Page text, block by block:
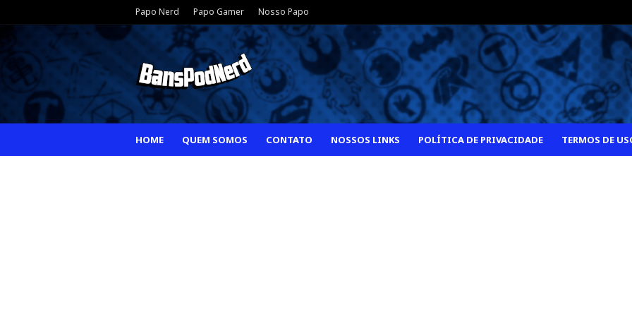
Papo Nerd Papo Gamer Nosso Papo
HOME QUEM SOMOS CONTATO NOSSOS LINKS POLÍTICA DE PRIVACIDADE TERMOS DE